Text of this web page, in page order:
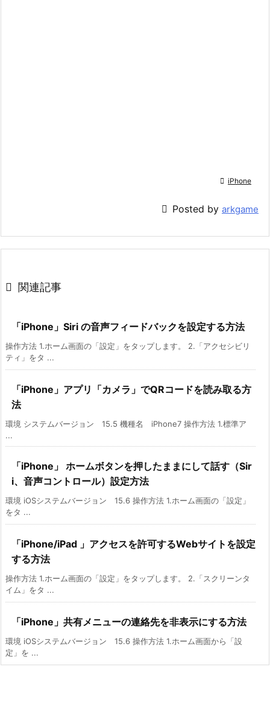
 iPhone
 Posted by arkgame
 関連記事
「iPhone」Siri の音声フィードバックを設定する方法
操作方法 1.ホーム画面の「設定」をタップします。 2.「アクセシビリ
ティ」をタ ...
「iPhone」アプリ「カメラ」でQRコードを読み取る方
法
環境 システムバージョン 15.5 機種名 iPhone7 操作方法 1.標準ア
...
「iPhone」 ホームボタンを押したままにして話す（Sir
i、音声コントロール）設定方法
環境 iOSシステムバージョン 15.6 操作方法 1.ホーム画面の「設定」
をタ ...
「iPhone/iPad 」アクセスを許可するWebサイトを設定
する方法
操作方法 1.ホーム画面の「設定」をタップします。 2.「スクリーンタ
イム」をタ ...
「iPhone」共有メニューの連絡先を非表示にする方法
環境 iOSシステムバージョン 15.6 操作方法 1.ホーム画面から「設
定」を ...